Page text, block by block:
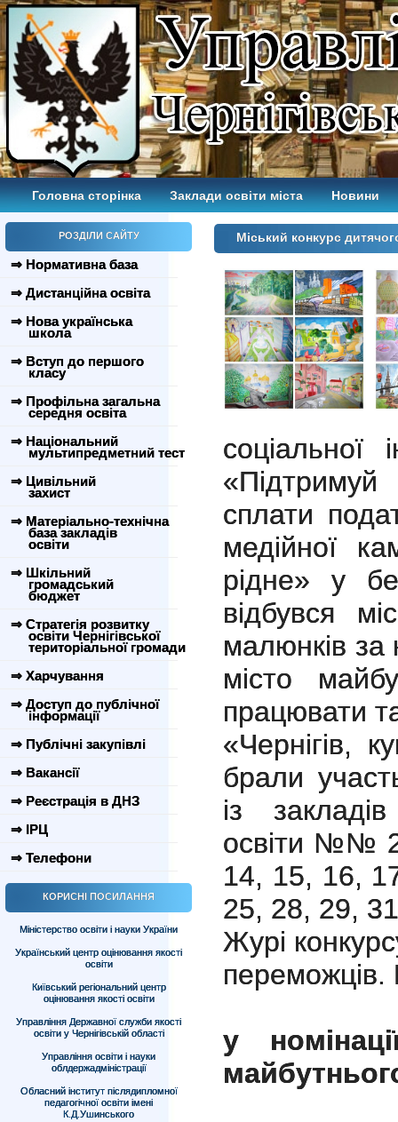
Головна сторінка Заклади освіти міста Новини
РОЗДІЛИ САЙТУ
⇒ Нормативна база
⇒ Дистанційна освіта
⇒ Нова українська
школа
⇒ Вступ до першого
класу
⇒ Профільна загальна
середня освіта
⇒ Національний
мультипредметний тест
⇒ Цивільний
захист
⇒ Матеріально-технічна
база закладів
освіти
⇒ Шкільний
громадський
бюджет
⇒ Стратегія розвитку
освіти Чернігівської
територіальної громади
⇒ Харчування
⇒ Доступ до публічної
інформації
⇒ Публічні закупівлі
⇒ Вакансії
⇒ Реєстрація в ДНЗ
⇒ ІРЦ
⇒ Телефони
КОРИСНІ ПОСИЛАННЯ
Міністерство освіти і науки України
Український центр оцінювання якості
освіти
Київський регіональний центр
оцінювання якості освіти
Управління Державної служби якості
освіти у Чернігівській області
Управління освіти і науки
облдержадміністрації
Обласний інститут післядипломної
педагогічної освіти імені
К.Д.Ушинського
Міський конкурс
соціальної
«Підтримуй
сплати
медійної
рідне» у
відбувся
малюнків за
місто
працювати
«Чернігів,
брали
із
освіти №№
14, 15, 16,
25, 28, 29,
Журі
у